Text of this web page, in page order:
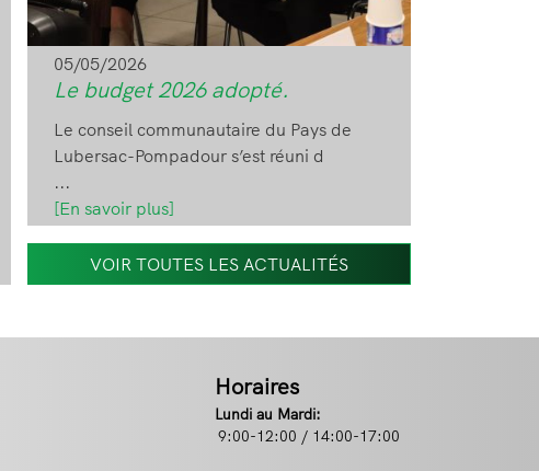
05/05/2026
Le budget 2026 adopté.
Le conseil communautaire du Pays de
Lubersac-Pompadour s’est réuni d
...
[En savoir plus]
VOIR TOUTES LES ACTUALITÉS
Horaires
Lundi au Mardi:
9:00-12:00 / 14:00-17:00